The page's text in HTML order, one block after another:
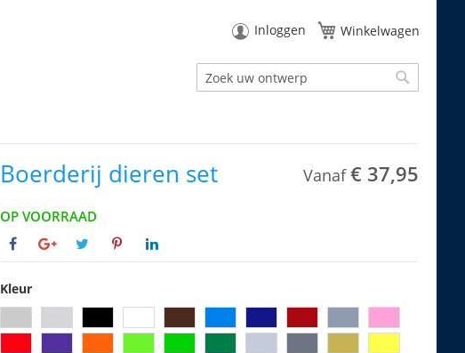
Inloggen Winkelwagen
Zoek
Boerderij dieren set Vanaf € 37,95
OP VOORRAAD
Kleur